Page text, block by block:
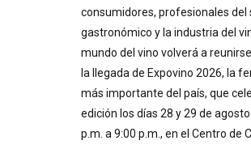
consumidores, profesionales del
gastronómico y la industria del
mundo del vino volverá a
la llegada de Expovino 2026, la
más importante del país, que
edición los días 28 y 29 de
p.m. a 9:00 p.m., en el Centro de